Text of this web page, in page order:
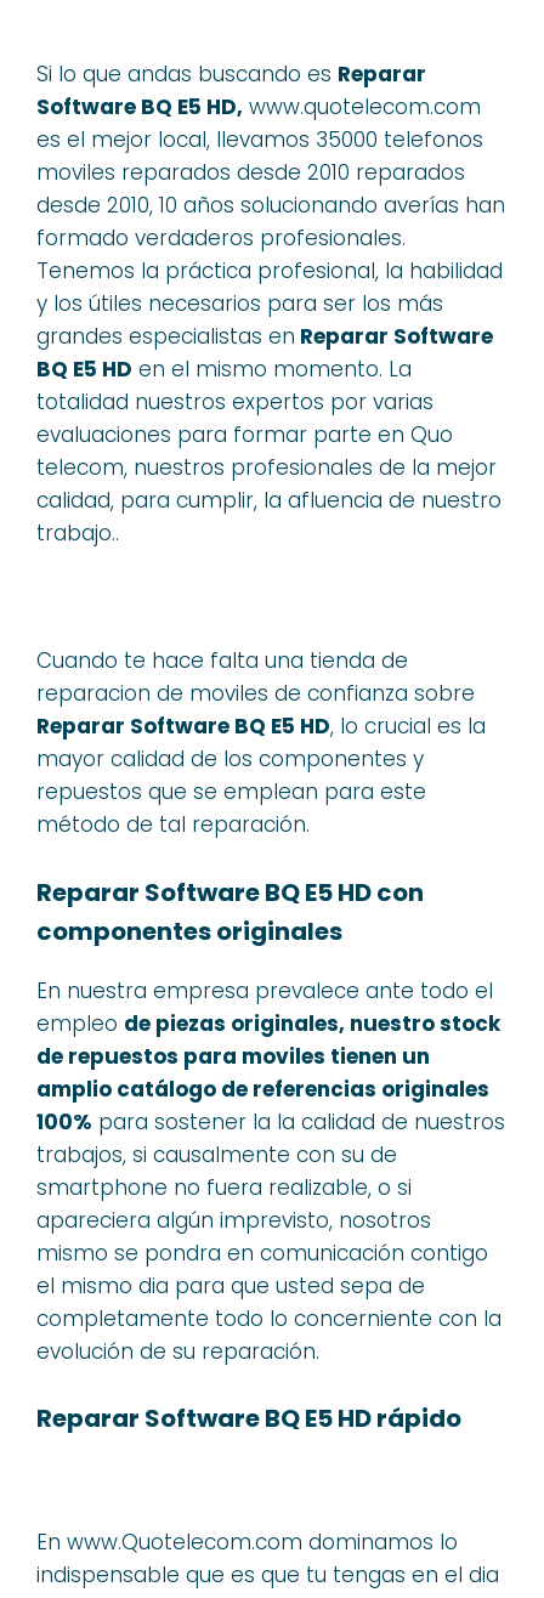
Si lo que andas buscando es Reparar
Software BQ E5 HD, www.quotelecom.com
es el mejor local, llevamos 35000 telefonos
moviles reparados desde 2010 reparados
desde 2010, 10 años solucionando averías han
formado verdaderos profesionales.
Tenemos la práctica profesional, la habilidad
y los útiles necesarios para ser los más
grandes especialistas en Reparar Software
BQ E5 HD en el mismo momento. La
totalidad nuestros expertos por varias
evaluaciones para formar parte en Quo
telecom, nuestros profesionales de la mejor
calidad, para cumplir, la afluencia de nuestro
trabajo..
Cuando te hace falta una tienda de
reparacion de moviles de confianza sobre
Reparar Software BQ E5 HD, lo crucial es la
mayor calidad de los componentes y
repuestos que se emplean para este
método de tal reparación.
Reparar Software BQ E5 HD con
componentes originales
En nuestra empresa prevalece ante todo el
empleo de piezas originales, nuestro stock
de repuestos para moviles tienen un
amplio catálogo de referencias originales
100% para sostener la la calidad de nuestros
trabajos, si causalmente con su de
smartphone no fuera realizable, o si
apareciera algún imprevisto, nosotros
mismo se pondra en comunicación contigo
el mismo dia para que usted sepa de
completamente todo lo concerniente con la
evolución de su reparación.
Reparar Software BQ E5 HD rápido
En www.Quotelecom.com dominamos lo
indispensable que es que tu tengas en el dia